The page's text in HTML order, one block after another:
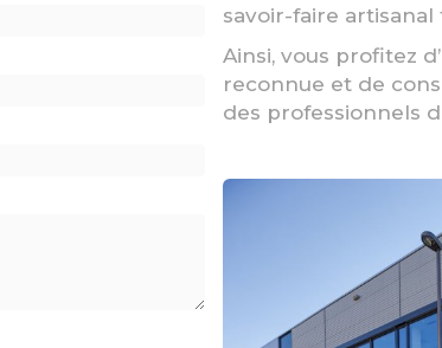
savoir-faire artisanal
Ainsi, vous profitez
reconnue et de
des professionnels